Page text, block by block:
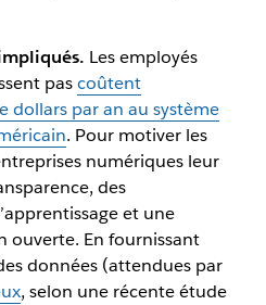
Les employés
pascoûtent
dollars par an au système
. Pour motiver les
numériques leur
des
et une
ouverte. En fournissant
données (attendues par
, selon une récente étude